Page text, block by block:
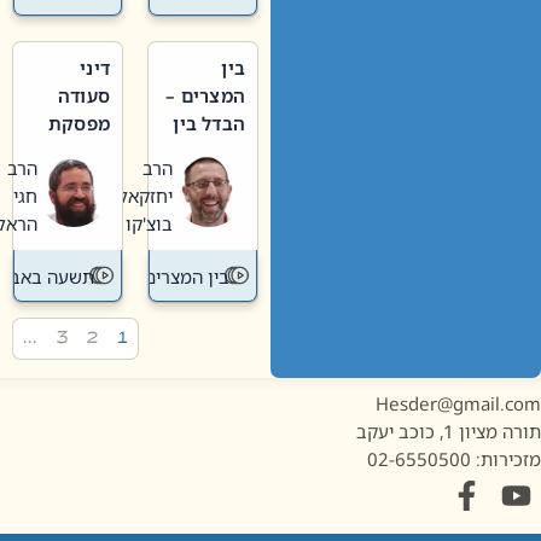
בין
המצרים –
הבדל בין
חדשה
לישנה
הרב
יחזקאל
בוצ'קו
בין המצרים
דיני
סעודה
מפסקת
תשעה
באב
הרב
חגי
הראל
תשעה באב
1, כוכב יעקב
02-6550500